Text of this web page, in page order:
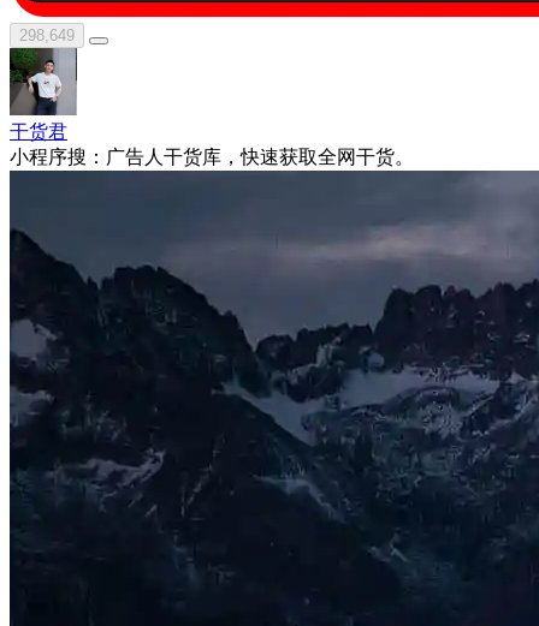
298,649
干货君
小程序搜：广告人干货库，快速获取全网干货。